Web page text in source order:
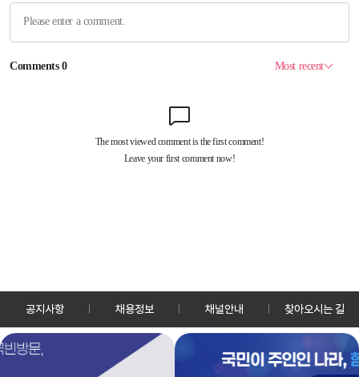
공지사항 채용정보 채널안내 찾아오시는 길
30128 세종특별자치시 정부2청사로 13 한국정책방송원 KTV
TEL: 044-204-8000